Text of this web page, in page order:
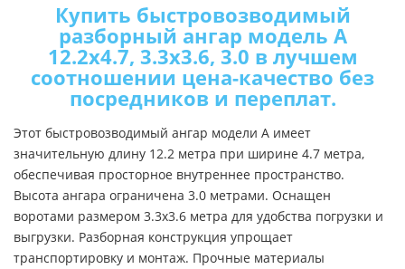
Купить быстровозводимый
разборный ангар модель A
12.2x4.7, 3.3x3.6, 3.0 в лучшем
соотношении цена-качество без
посредников и переплат.
Этот быстровозводимый ангар модели A имеет
значительную длину 12.2 метра при ширине 4.7 метра,
обеспечивая просторное внутреннее пространство.
Высота ангара ограничена 3.0 метрами. Оснащен
воротами размером 3.3x3.6 метра для удобства погрузки и
выгрузки. Разборная конструкция упрощает
транспортировку и монтаж. Прочные материалы